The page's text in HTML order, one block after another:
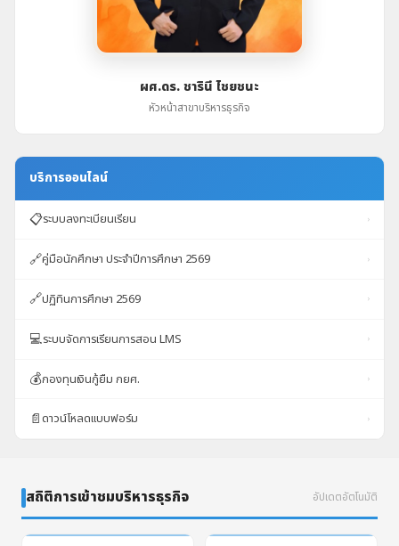
ผศ.ดร. ชารินี ไชยชนะ
หัวหน้าสาขาบริหารธุรกิจ
บริการออนไลน์
📋ระบบลงทะเบียนเรียน ›
🔗คู่มือนักศึกษา ประจำปีการศึกษา 2569 ›
🔗ปฏิทินการศึกษา 2569 ›
💻ระบบจัดการเรียนการสอน LMS ›
💰กองทุนเงินกู้ยืม กยศ. ›
📄ดาวน์โหลดแบบฟอร์ม ›
สถิติการเข้าชมบริหารธุรกิจ อัปเดตอัตโนมัติ